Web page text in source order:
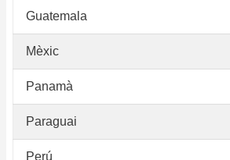
Guatemala
Mèxic
Panamà
Paraguai
Perú